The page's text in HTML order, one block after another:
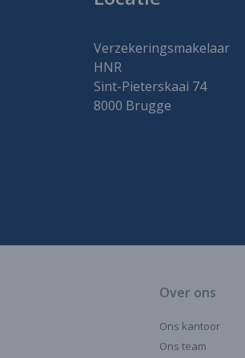
Verzekeringsmakelaar
HNR
Sint-Pieterskaai 74
8000 Brugge
Over ons
Ons kantoor
Ons team